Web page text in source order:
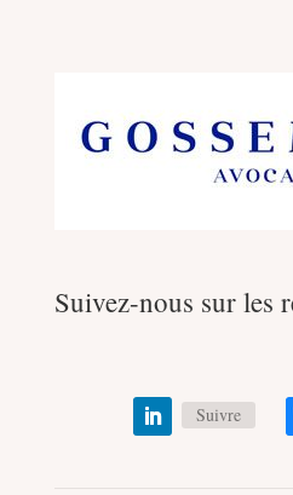
Suivez-nous sur les
Suivre